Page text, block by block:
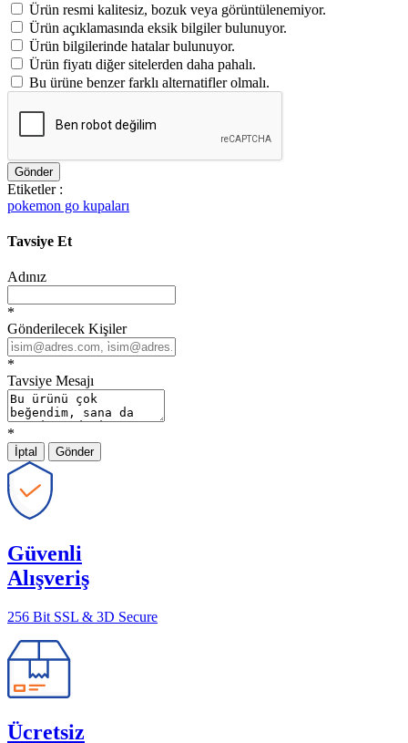
Ürün resmi kalitesiz, bozuk veya görüntülenemiyor.
Ürün açıklamasında eksik bilgiler bulunuyor.
Ürün bilgilerinde hatalar bulunuyor.
Ürün fiyatı diğer sitelerden daha pahalı.
Bu ürüne benzer farklı alternatifler olmalı.
Gönder
Etiketler :
pokemon go kupaları
Tavsiye Et
Adınız
*
Gönderilecek Kişiler
*
Tavsiye Mesajı
*
İptal Gönder
Güvenli
Alışveriş
256 Bit SSL & 3D Secure
Ücretsiz